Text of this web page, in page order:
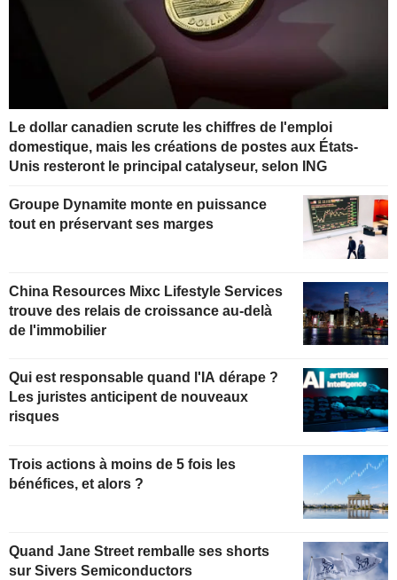
Le dollar canadien scrute les chiffres de l'emploi
domestique, mais les créations de postes aux États-
Unis resteront le principal catalyseur, selon ING
Groupe Dynamite monte en puissance
tout en préservant ses marges
China Resources Mixc Lifestyle Services
trouve des relais de croissance au-delà
de l'immobilier
Qui est responsable quand l'IA dérape ?
Les juristes anticipent de nouveaux
risques
Trois actions à moins de 5 fois les
bénéfices, et alors ?
Quand Jane Street remballe ses shorts
sur Sivers Semiconductors